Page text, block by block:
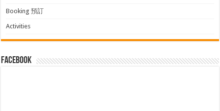
Booking 預訂
Activities
facebook